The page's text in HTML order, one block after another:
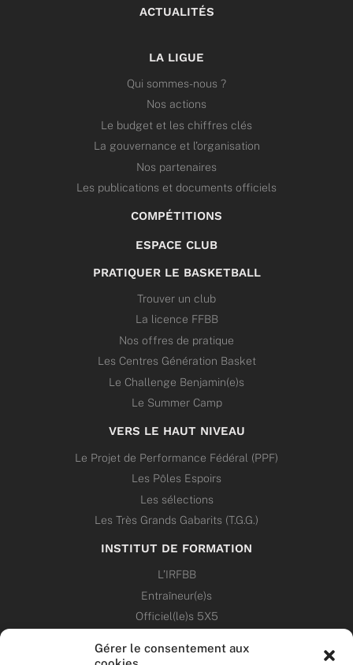
Gérer le consentement aux
ACTUALITÉS
LA LIGUE
Qui sommes-nous ?
Nos actions
Le budget et les chiffres clés
La gouvernance et l’organisation
Nos partenaires
Les publications et documents officiels
COMPÉTITIONS
ESPACE CLUB
PRATIQUER LE BASKETBALL
Trouver un club
La licence FFBB
Nos offres de pratique
Les Centres Génération Basket
Le Challenge Benjamin(e)s
Le Summer Camp
VERS LE HAUT NIVEAU
Le Projet de Performance Fédéral (PPF)
Les Pôles Espoirs
Les sélections
Les Très Grands Gabarits (T.G.G.)
INSTITUT DE FORMATION
L’IRFBB
Entraîneur(e)s
Officiel(le)s 5X5